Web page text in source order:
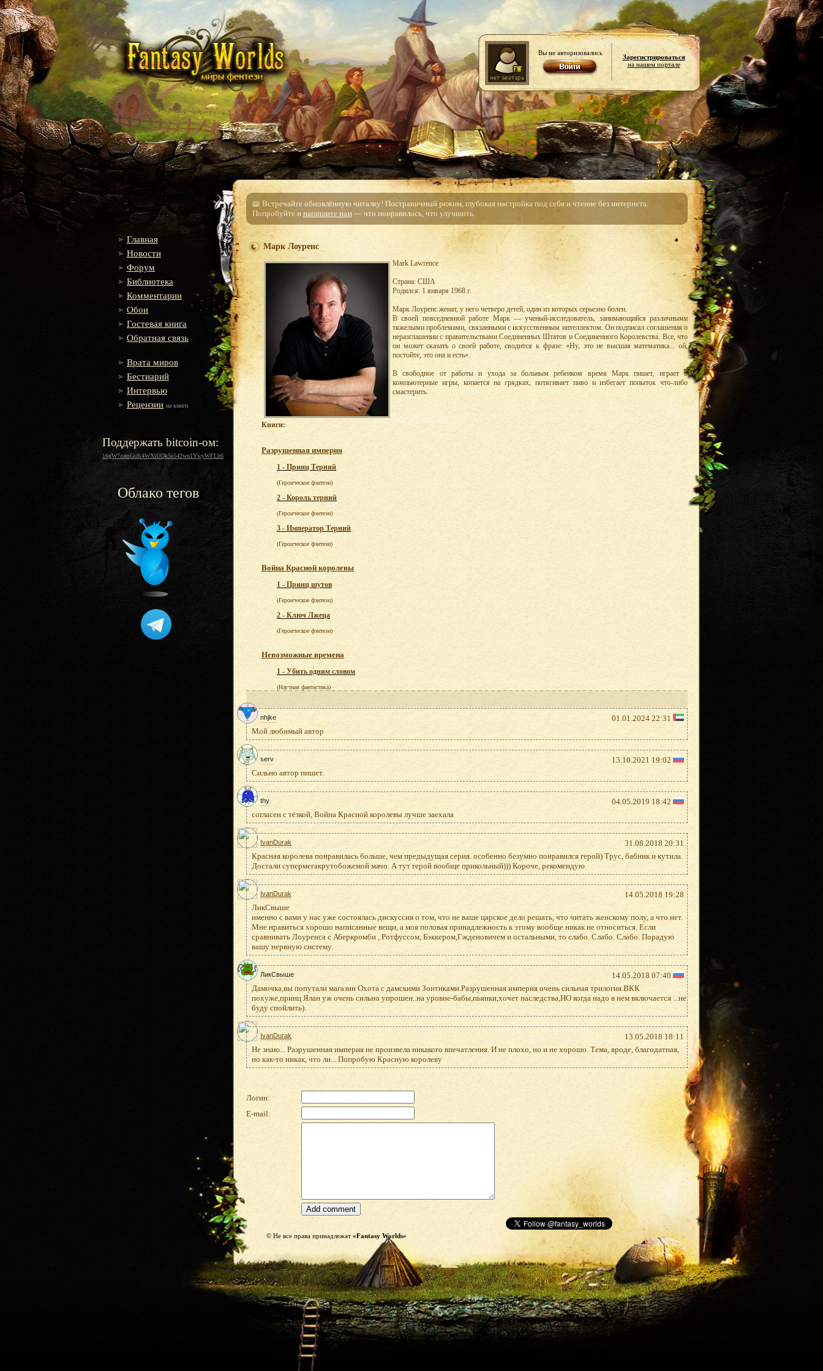
Вы не авторизовались
Зарегистрироваться
на нашем портале
Главная
Новости
Форум
Библиотека
Комментарии
Обои
Гостевая книга
Обратная связь
Врата миров
Бестиарий
Интервью
Рецензии на книги
Поддержать bitcoin-ом:
16gW7zamGuK4WXiUQk5s542wu1YwyWFLh6
Облако тегов
📖 Встречайте обновлённую читалку! Постраничный режим, глубокая настройка под себя и чтение без интернета.
Попробуйте и напишите нам — что понравилось, что улучшить.
Марк Лоуренс
Mark Lawrence
Страна: США
Родился: 1 января 1968 г.
Марк Лоуренс женат, у него четверо детей, один из которых серьезно болен.
В своей повседневной работе Марк — ученый-исследователь, занимающийся различными
тяжелыми проблемами, связанными с искусственным интеллектом. Он подписал соглашения о
неразглашении с правительствами Соединенных Штатов и Соединенного Королевства. Все, что
он может сказать о своей работе, сводится к фразе: «Ну, это не высшая математика... ой,
постойте, это она и есть».
В свободное от работы и ухода за больным ребенком время Марк пишет, играет в
компьютерные игры, копается на грядках, потягивает пиво и избегает попыток что-либо
смастерить.
Книги:
Разрушенная империя
1 - Принц Терний
(Героическое фэнтези)
2 - Король терний
(Героическое фэнтези)
3 - Император Терний
(Героическое фэнтези)
Война Красной королевы
1 - Принц шутов
(Героическое фэнтези)
2 - Ключ Лжеца
(Героическое фэнтези)
Невозможные времена
1 - Убить одним словом
(Научная фантастика)
nhjke
01.01.2024 22:31
Мой любимый автор
serv
13.10.2021 19:02
Сильно автор пишет.
thy
04.05.2019 18:42
согласен с тёзкой, Война Красной королевы лучше заехала
IvanDurak
31.08.2018 20:31
Красная королева понравилась больше, чем предыдущая серия. особенно безумно понравился герой) Трус, бабник и кутила.
Достали супермегакрутобожемой мачо. А тут герой вообще прикольный))) Короче, рекомендую
IvanDurak
14.05.2018 19:28
ЛикСвыше
именно с вами у нас уже состоялась дискуссия о том, что не ваше царское дело решать, что читать женскому полу, а что нет.
Мне нравиться хорошо написанные вещи, а моя половая принадлежность к этому вообще никак не относиться. Если
сравнивать Лоуренса с Аберкромби , Ротфуссом, Бэккером,Гжденовичем и остальными, то слабо. Слабо. Слабо. Порадую
вашу нервную систему.
ЛикСвыше
14.05.2018 07:40
Дамочка,вы попутали магазин Охота с дамскими Зонтиками.Разрушенная империя очень сильная трилогия.ВКК
похуже,принц Ялан уж очень сильно упрошен..на уровне-бабы,пьянки,хочет наследства,НО когда надо в нем включается ...не
буду спойлить).
IvanDurak
13.05.2018 18:11
Не знаю... Разрушенная империя не произвела никакого впечатления. И не плохо, но и не хорошо. Тема, вроде, благодатная,
но как-то никак, что ли... Попробую Красную королеву
Логин:
E-mail:
© Не все права принадлежат «Fantasy Worlds»